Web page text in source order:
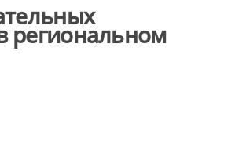
региональном